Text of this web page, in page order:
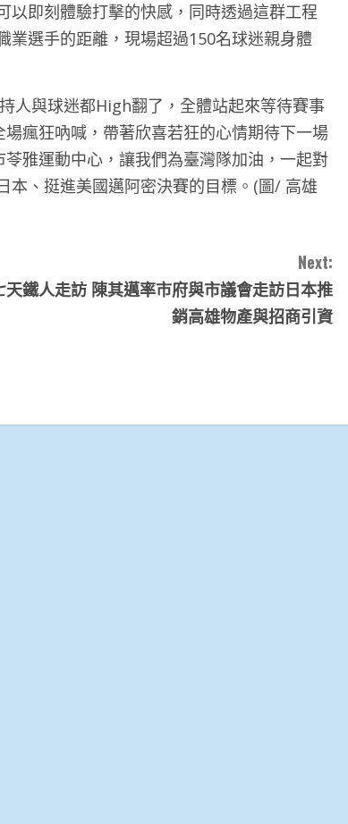
以即刻體驗打擊的快感，同時透過這群工程
業選手的距離，現場超過150名球迷親身體
人與球迷都High翻了，全體站起來等待賽事
瘋狂吶喊，帶著欣喜若狂的心情期待下一場
雅運動中心，讓我們為臺灣隊加油，一起對
本、挺進美國邁阿密決賽的目標。(圖/ 高雄
Next:
天鐵人走訪 陳其邁率市府與市議會走訪日本推
銷高雄物產與招商引資